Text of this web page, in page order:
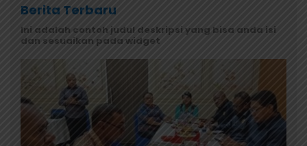
Berita Terbaru
Ini adalah contoh judul deskripsi yang bisa anda isi
dan sesuaikan pada widget